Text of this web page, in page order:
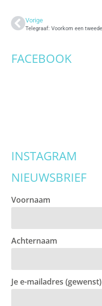
Vorige
FACEBOOK
INSTAGRAM
NIEUWSBRIEF
Voornaam
Achternaam
Je e-mailadres (gewenst)